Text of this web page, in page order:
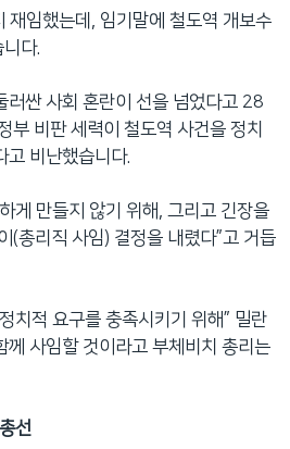
임했는데, 임기말에 철도역 개보수
다.
러싼 사회 혼란이 선을 넘었다고 28
부 비판 세력이 철도역 사건을 정치
고 비난했습니다.
게 만들지 않기 위해, 그리고 긴장을
(총리직 사임) 결정을 내렸다”고 거듭
치적 요구를 충족시키기 위해” 밀란
께 사임할 것이라고 부체비치 총리는
선